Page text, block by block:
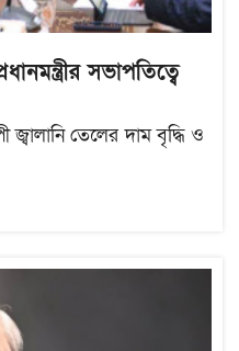
সভাপতিত্বে
জ্বালানি তেলের দাম বৃদ্ধি ও